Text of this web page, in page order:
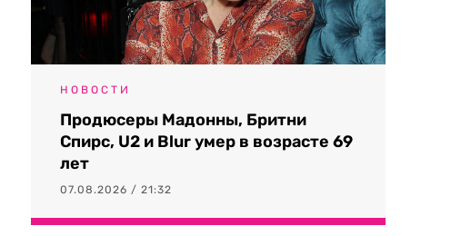
НОВОСТИ
Продюсеры Мадонны, Бритни
Спирс, U2 и Blur умер в возрасте 69
лет
07.08.2026 / 21:32